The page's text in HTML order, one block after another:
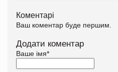
Коментарі
Ваш коментар буде першим.
Додати коментар
Ваше імя*